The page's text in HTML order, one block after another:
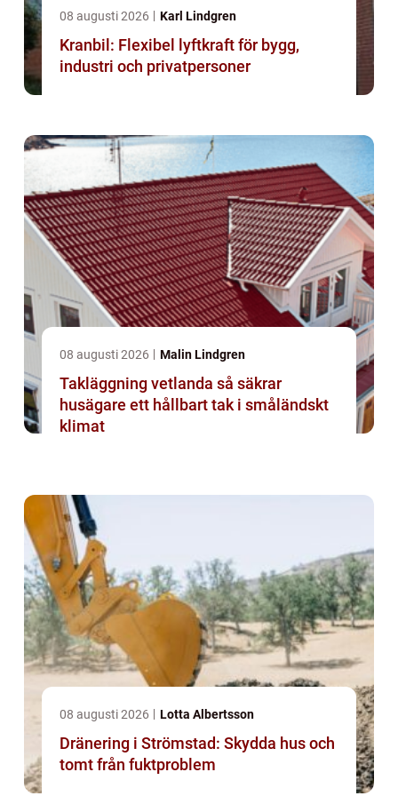
08 augusti 2026 Karl Lindgren
Kranbil: Flexibel lyftkraft för bygg,
industri och privatpersoner
08 augusti 2026 Malin Lindgren
Takläggning vetlanda så säkrar
husägare ett hållbart tak i småländskt
klimat
08 augusti 2026 Lotta Albertsson
Dränering i Strömstad: Skydda hus och
tomt från fuktproblem